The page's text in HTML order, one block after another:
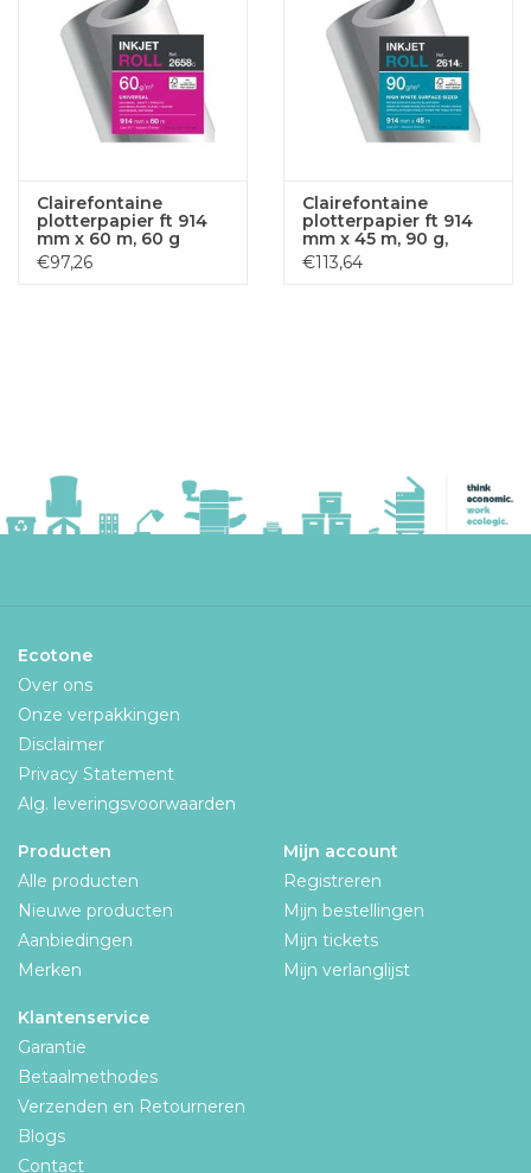
Clairefontaine
plotterpapier ft 914
mm x 60 m, 60 g
€97,26
Clairefontaine
plotterpapier ft 914
mm x 45 m, 90 g,
glanzend
€113,64
Ecotone
Over ons
Onze verpakkingen
Disclaimer
Privacy Statement
Alg. leveringsvoorwaarden
Producten
Alle producten
Nieuwe producten
Aanbiedingen
Merken
Mijn account
Registreren
Mijn bestellingen
Mijn tickets
Mijn verlanglijst
Klantenservice
Garantie
Betaalmethodes
Verzenden en Retourneren
Blogs
Contact